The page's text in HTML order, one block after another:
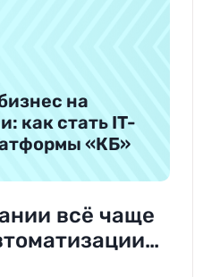
на
как стать IT-
«КБ»
всё чаще